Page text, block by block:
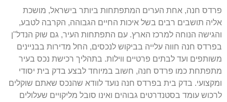
פרדס חנה, אחת הערים המתפתחות ביותר בישראל, מושכת
אליה תושבים רבים בשל איכות החיים הגבוהה, הקרבה לטבע,
והגישה הנוחה למרכז הארץ. עם התפתחות העיר, גם שוק הנדל"ן
בפרדס חנה חווה עלייה בביקוש לנכסים, החל מדירות בבניינים
משותפים ועד לבתים פרטיים ווילות. בתהליך רכישת נכס בעיר
מתפתחת כמו פרדס חנה, חשוב במיוחד לבצע בדק בית יסודי
ומקצועי. בדק בית בפרדס חנה נועד לוודא שהנכס שאתם שוקלים
לרכוש עומד בסטנדרטים גבוהים ואינו סובל מליקויים שעלולים